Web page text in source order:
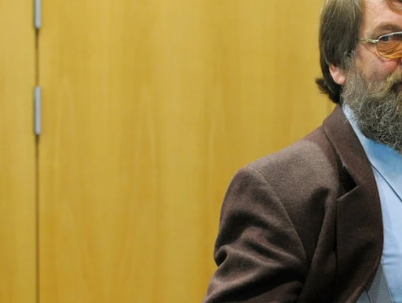
Kinh tế vĩ mô
Hồ sơ doanh
Xu hướng thị
Tiêu dùng và dư
Công nghệ